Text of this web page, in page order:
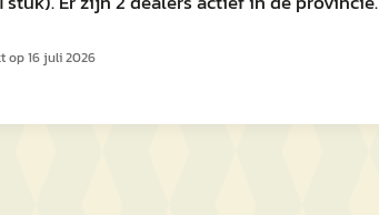
op16 juli 2026